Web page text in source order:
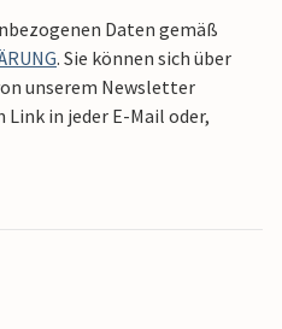
Daten gemäß
. Sie können sich über
unserem Newsletter
in jeder E-Mail oder,